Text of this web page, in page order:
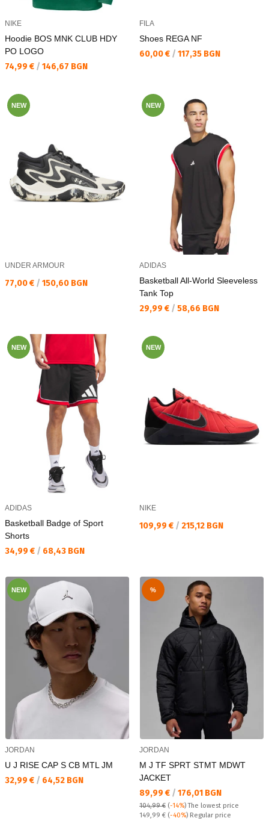
NIKE
Hoodie BOS MNK CLUB HDY
PO LOGO
Текуща цена:
74,99 € / 146,67 BGN
FILA
Shoes REGA NF
Текуща цена:
60,00 € / 117,35 BGN
NEW
UNDER ARMOUR
Текуща цена:
77,00 € / 150,60 BGN
NEW
ADIDAS
Basketball All-World Sleeveless
Tank Top
Текуща цена:
29,99 € / 58,66 BGN
NEW
ADIDAS
Basketball Badge of Sport
Shorts
Текуща цена:
34,99 € / 68,43 BGN
NEW
NIKE
Текуща цена:
109,99 € / 215,12 BGN
NEW
JORDAN
U J RISE CAP S CB MTL JM
Текуща цена:
32,99 € / 64,52 BGN
%
JORDAN
M J TF SPRT STMT MDWT
JACKET
Текуща цена:
89,99 € / 176,01 BGN
104,99 € (-14%)The lowest price
Regular price:
149,99 € (-40%) Regular price